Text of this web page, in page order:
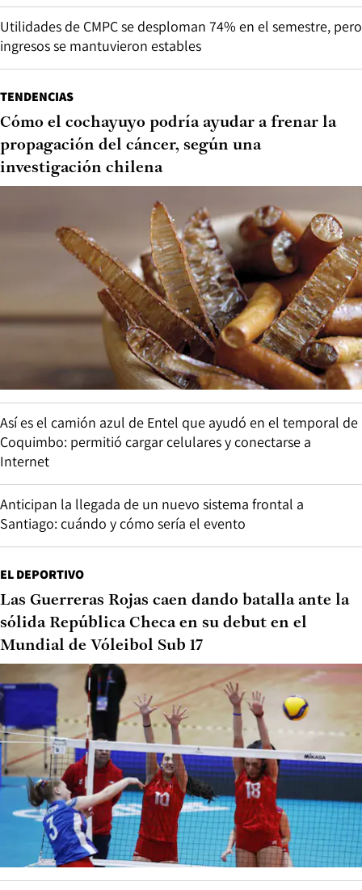
Utilidades de CMPC se desploman 74% en el semestre, pero
ingresos se mantuvieron estables
TENDENCIAS
Cómo el cochayuyo podría ayudar a frenar la
propagación del cáncer, según una
investigación chilena
Así es el camión azul de Entel que ayudó en el temporal de
Coquimbo: permitió cargar celulares y conectarse a
Internet
Anticipan la llegada de un nuevo sistema frontal a
Santiago: cuándo y cómo sería el evento
EL DEPORTIVO
Las Guerreras Rojas caen dando batalla ante la
sólida República Checa en su debut en el
Mundial de Vóleibol Sub 17